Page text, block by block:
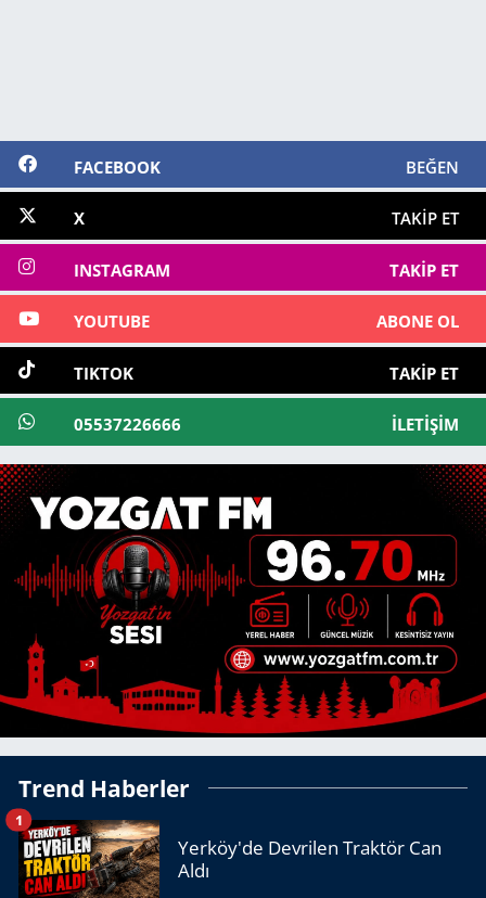
FACEBOOK BEĞEN
X TAKIP ET
INSTAGRAM TAKIP ET
YOUTUBE ABONE OL
TIKTOK TAKIP ET
05537226666 İLETIŞIM
Trend Haberler
Yerköy'de Devrilen Traktör Can
Aldı
1